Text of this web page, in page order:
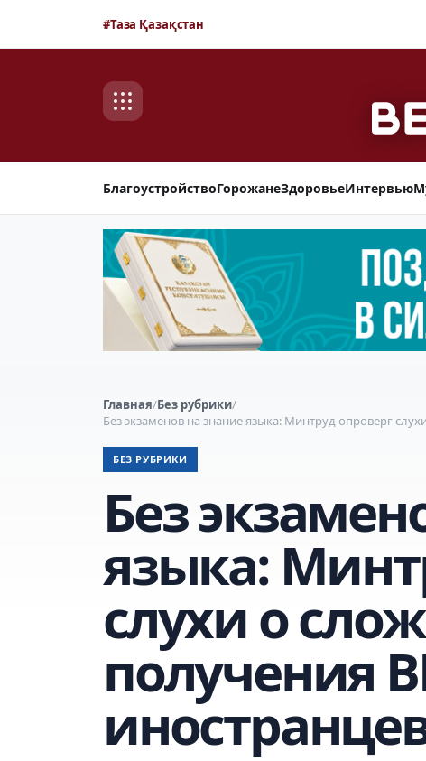
#Таза Қазақстан
БлагоустройствоГорожанеЗдоровьеИнтервью
Главная/Без рубрики/
Без экзаменов на знание языка: Минтруд опроверг
БЕЗ РУБРИКИ
Без
языка:
слухи о
получения